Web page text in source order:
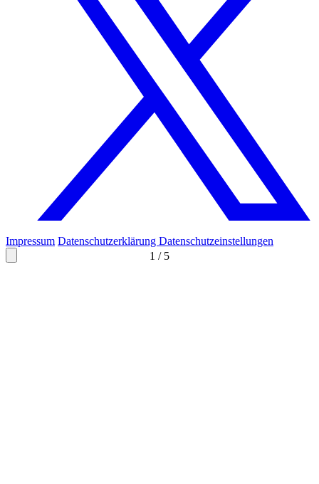
1 / 5
Impressum Datenschutzerklärung Datenschutzeinstellungen